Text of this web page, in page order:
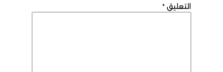
التعليق *